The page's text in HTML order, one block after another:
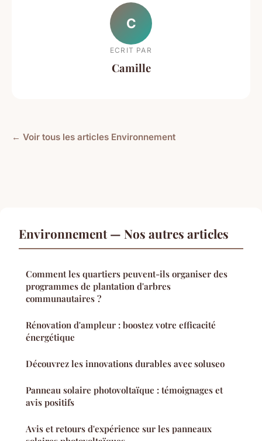
C
ECRIT PAR
Camille
← Voir tous les articles Environnement
Environnement — Nos autres articles
Comment les quartiers peuvent-ils organiser des
programmes de plantation d'arbres
communautaires ?
Rénovation d'ampleur : boostez votre efficacité
énergétique
Découvrez les innovations durables avec soluseo
Panneau solaire photovoltaïque : témoignages et
avis positifs
Avis et retours d'expérience sur les panneaux